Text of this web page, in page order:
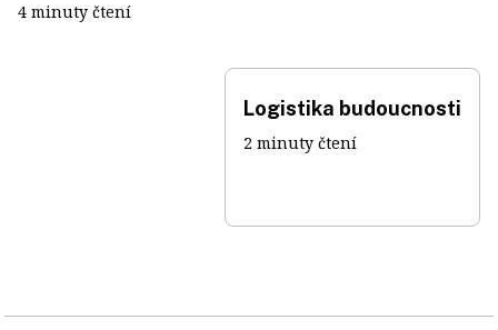
4 minuty čtení
Logistika budoucnosti
2 minuty čtení